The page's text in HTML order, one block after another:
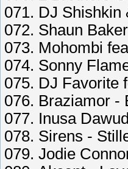
071. DJ Shishkin
072. Shaun
073. Mohombi
074. Sonny
075. DJ Favorite
076. Braziamor -
077. Inusa
078. Sirens -
079. Jodie